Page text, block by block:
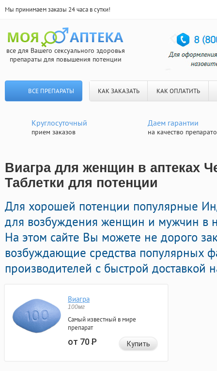
Мы принимаем заказы 24 часа в сутки!
все для Вашего сексуального здоровья
препараты для повышения потенции
ВСЕ ПРЕПАРАТЫ КАК ЗАКАЗАТЬ КАК ОПЛАТИТЬ
Круглосуточный
прием заказов
Даем гарантии
на качество
Виагра для женщин в аптеках
Таблетки для потенции
Для хорошей потенции популярные
для возбуждения женщин и мужчин в
На этом сайте Вы можете не дорого
возбуждающие средства популярных
производителей с быстрой доставкой
Виагра
100мг
Самый известный в мире
препарат
от 70Р Купить